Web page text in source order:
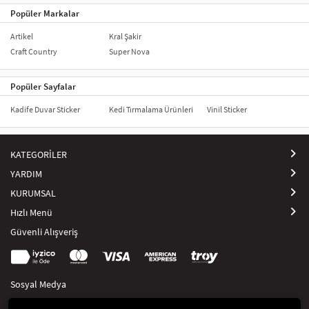
Popüler Markalar
Artikel
Craft Country
Kral Şakir
Super Nova
Popüler Sayfalar
Kadife Duvar Sticker Kedi Tırmalama Ürünleri Vinil Sticker
KATEGORİLER
YARDIM
KURUMSAL
Hızlı Menü
Güvenli Alışveriş
Sosyal Medya